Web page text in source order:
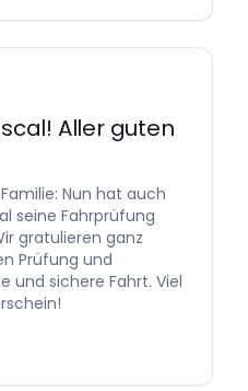
Aller guten
Nun hat auch
seine Fahrprüfung
gratulieren ganz
Prüfung und
und sichere Fahrt. Viel